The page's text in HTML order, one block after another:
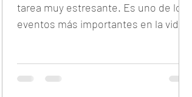
tarea muy estresante. Es uno de los
eventos más importantes en la vida